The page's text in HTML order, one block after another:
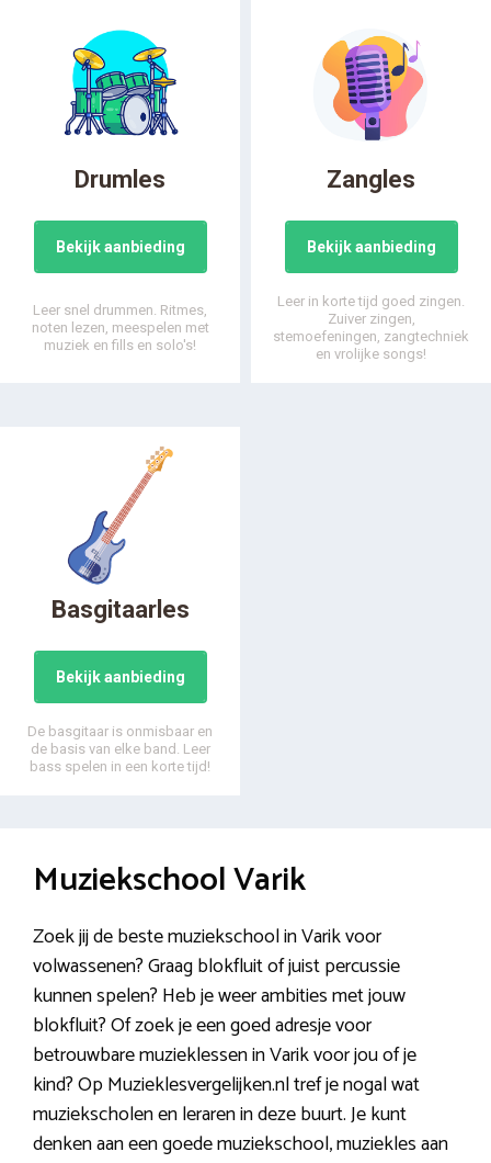
Drumles
Bekijk aanbieding
Leer snel drummen. Ritmes,
noten lezen, meespelen met
muziek en fills en solo's!
Zangles
Bekijk aanbieding
Leer in korte tijd goed zingen.
Zuiver zingen,
stemoefeningen, zangtechniek
en vrolijke songs!
Basgitaarles
Bekijk aanbieding
De basgitaar is onmisbaar en
de basis van elke band. Leer
bass spelen in een korte tijd!
Muziekschool Varik
Zoek jij de beste muziekschool in Varik voor
volwassenen? Graag blokfluit of juist percussie
kunnen spelen? Heb je weer ambities met jouw
blokfluit? Of zoek je een goed adresje voor
betrouwbare muzieklessen in Varik voor jou of je
kind? Op Muzieklesvergelijken.nl tref je nogal wat
muziekscholen en leraren in deze buurt. Je kunt
denken aan een goede muziekschool, muziekles aan